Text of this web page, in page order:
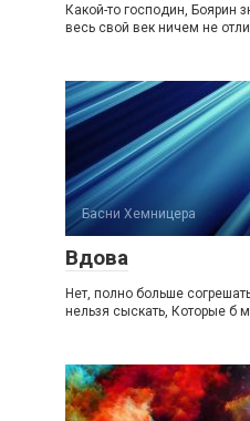
Какой-то господин, Боярин
весь свой век ничем не
Басни Хемницера
Вдова
Нет, полно больше
нельзя сыскать, Которые б